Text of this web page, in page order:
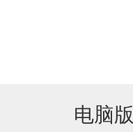
电脑版